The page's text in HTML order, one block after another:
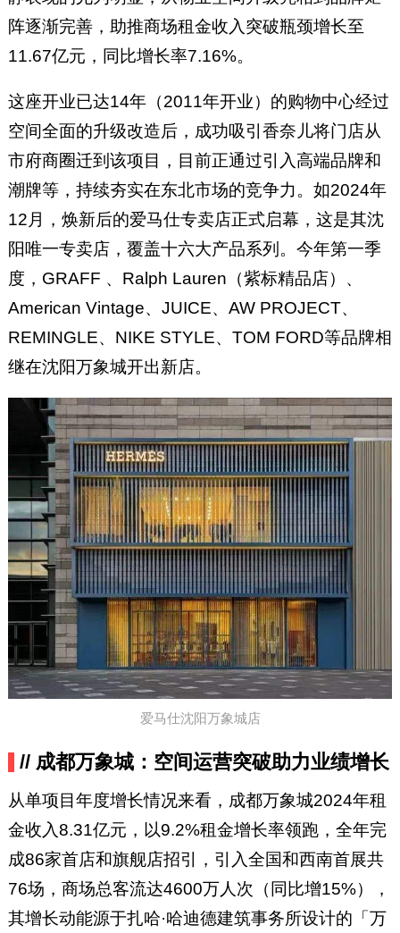
阵逐渐完善，助推商场租金收入突破瓶颈增长至
11.67亿元，同比增长率7.16%。
这座开业已达14年（2011年开业）的购物中心经过
空间全面的升级改造后，成功吸引香奈儿将门店从
市府商圈迁到该项目，目前正通过引入高端品牌和
潮牌等，持续夯实在东北市场的竞争力。如2024年
12月，焕新后的爱马仕专卖店正式启幕，这是其沈
阳唯一专卖店，覆盖十六大产品系列。今年第一季
度，GRAFF 、Ralph Lauren（紫标精品店）、
American Vintage、JUICE、AW PROJECT、
REMINGLE、NIKE STYLE、TOM FORD等品牌相
继在沈阳万象城开出新店。
爱马仕沈阳万象城店
// 成都万象城：空间运营突破助力业绩增长
从单项目年度增长情况来看，成都万象城2024年租
金收入8.31亿元，以9.2%租金增长率领跑，全年完
成86家首店和旗舰店招引，引入全国和西南首展共
76场，商场总客流达4600万人次（同比增15%），
其增长动能源于扎哈·哈迪德建筑事务所设计的「万